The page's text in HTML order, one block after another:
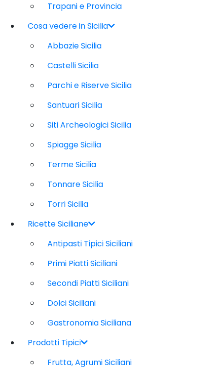
Trapani e Provincia
Cosa vedere in Sicilia
Abbazie Sicilia
Castelli Sicilia
Parchi e Riserve Sicilia
Santuari Sicilia
Siti Archeologici Sicilia
Spiagge Sicilia
Terme Sicilia
Tonnare Sicilia
Torri Sicilia
Ricette Siciliane
Antipasti Tipici Siciliani
Primi Piatti Siciliani
Secondi Piatti Siciliani
Dolci Siciliani
Gastronomia Siciliana
Prodotti Tipici
Frutta, Agrumi Siciliani